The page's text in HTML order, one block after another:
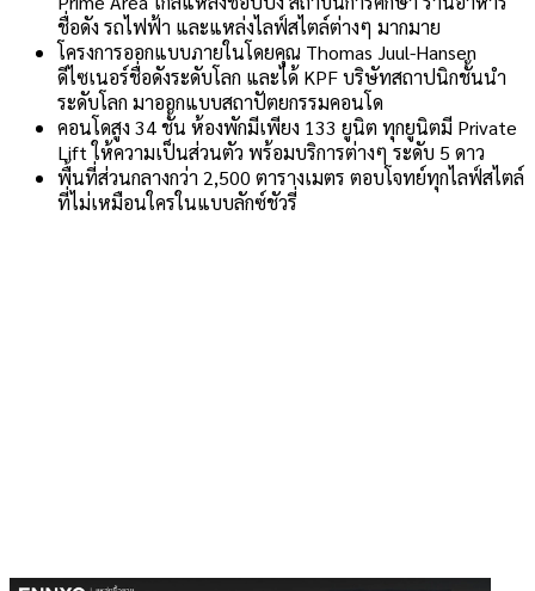
ชื่อดัง รถไฟฟ้า และแหล่งไลฟ์สไตล์ต่างๆ มากมาย
โครงการออกแบบภายในโดยคุณ Thomas Juul-Hansen
ดีไซเนอร์ชื่อดังระดับโลก และได้ KPF บริษัทสถาปนิกชั้นนำ
ระดับโลก มาออกแบบสถาปัตยกรรมคอนโด
คอนโดสูง 34 ชั้น ห้องพักมีเพียง 133 ยูนิต ทุกยูนิตมี Private
Lift ให้ความเป็นส่วนตัว พร้อมบริการต่างๆ ระดับ 5 ดาว
พื้นที่ส่วนกลางกว่า 2,500 ตารางเมตร ตอบโจทย์ทุกไลฟ์สไตล์
ที่ไม่เหมือนใครในแบบลักซ์ชัวรี่